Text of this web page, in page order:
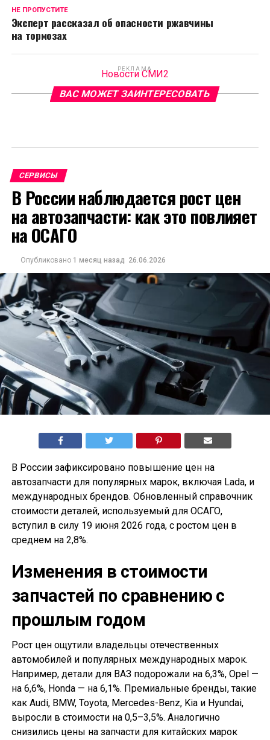
НЕ ПРОПУСТИТЕ
Эксперт рассказал об опасности ржавчины
на тормозах
РЕКЛАМА
Новости СМИ2
ВАС МОЖЕТ ЗАИНТЕРЕСОВАТЬ
СЕРВИСЫ
В России наблюдается рост цен
на автозапчасти: как это повлияет
на ОСАГО
Опубликовано 1 месяц назад 26.06.2026
В России зафиксировано повышение цен на
автозапчасти для популярных марок, включая Lada, и
международных брендов. Обновленный справочник
стоимости деталей, используемый для ОСАГО,
вступил в силу 19 июня 2026 года, с ростом цен в
среднем на 2,8%.
Изменения в стоимости
запчастей по сравнению с
прошлым годом
Рост цен ощутили владельцы отечественных
автомобилей и популярных международных марок.
Например, детали для ВАЗ подорожали на 6,3%, Opel —
на 6,6%, Honda — на 6,1%. Премиальные бренды, такие
как Audi, BMW, Toyota, Mercedes-Benz, Kia и Hyundai,
выросли в стоимости на 0,5–3,5%. Аналогично
снизились цены на запчасти для китайских марок